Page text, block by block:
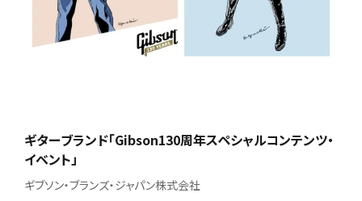
ギターブランド「Gibson130周年スペシャルコンテンツ・
イベント」
ギブソン・ブランズ・ジャパン株式会社